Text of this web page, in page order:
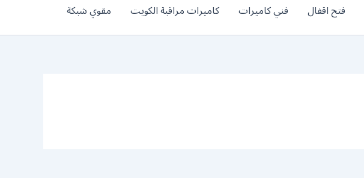
فتح اقفال فني كاميرات كاميرات مراقبة الكويت مقوي شبكة